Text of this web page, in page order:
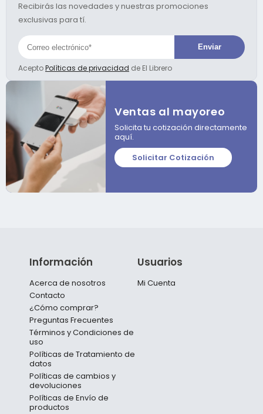
Recibirás las novedades y nuestras promociones
exclusivas para tí.
AceptoPolíticas de privacidad de El Librero
Ventas al mayoreo
Solicita tu cotización directamente
aquí.
Solicitar Cotización
Información
Acerca de nosotros
Contacto
¿Cómo comprar?
Preguntas Frecuentes
Términos y Condiciones de
uso
Políticas de Tratamiento de
datos
Políticas de cambios y
devoluciones
Políticas de Envío de
productos
Usuarios
Mi Cuenta